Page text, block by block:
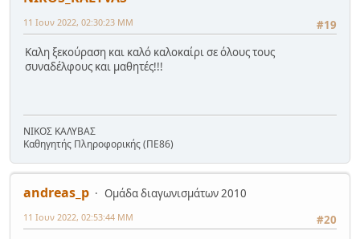
#19
11 Ιουν 2022, 02:30:23 ΜΜ
Καλη ξεκούραση και καλό καλοκαίρι σε όλους τους
συναδέλφους και μαθητές!!!
ΝΙΚΟΣ ΚΑΛΥΒΑΣ
Καθηγητής Πληροφορικής (ΠΕ86)
andreas_p
Ομάδα διαγωνισμάτων 2010
#20
11 Ιουν 2022, 02:53:44 ΜΜ